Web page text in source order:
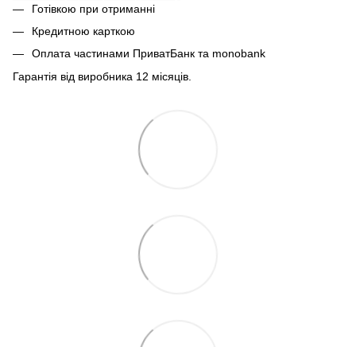
Готівкою при отриманні
Кредитною карткою
Оплата частинами ПриватБанк та monobank
Гарантія від виробника 12 місяців.